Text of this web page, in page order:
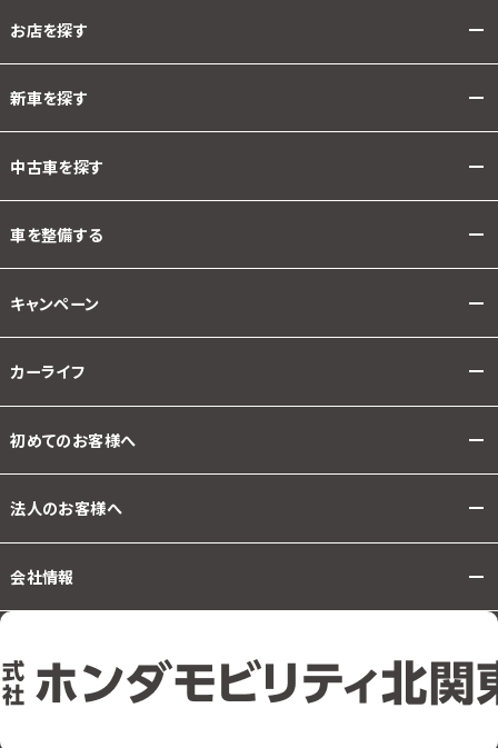
お店を探す
新車を探す
中古車を探す
車を整備する
キャンペーン
カーライフ
初めてのお客様へ
法人のお客様へ
会社情報